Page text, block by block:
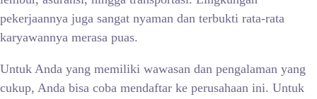
pekerjaannya juga sangat nyaman dan terbukti rata-rata
karyawannya merasa puas.
Untuk Anda yang memiliki wawasan dan pengalaman yang
cukup, Anda bisa coba mendaftar ke perusahaan ini. Untuk